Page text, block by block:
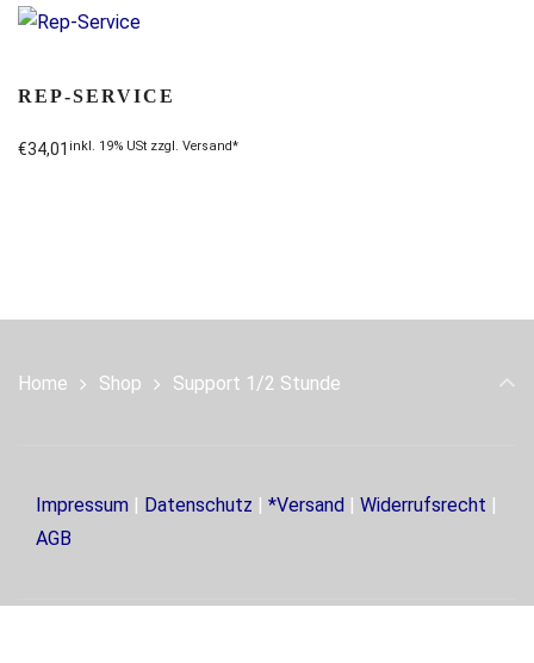
REP-SERVICE
€34,01 inkl. 19% USt zzgl. Versand*
Home Shop Support 1/2 Stunde
Impressum | Datenschutz | *Versand | Widerrufsrecht |
AGB